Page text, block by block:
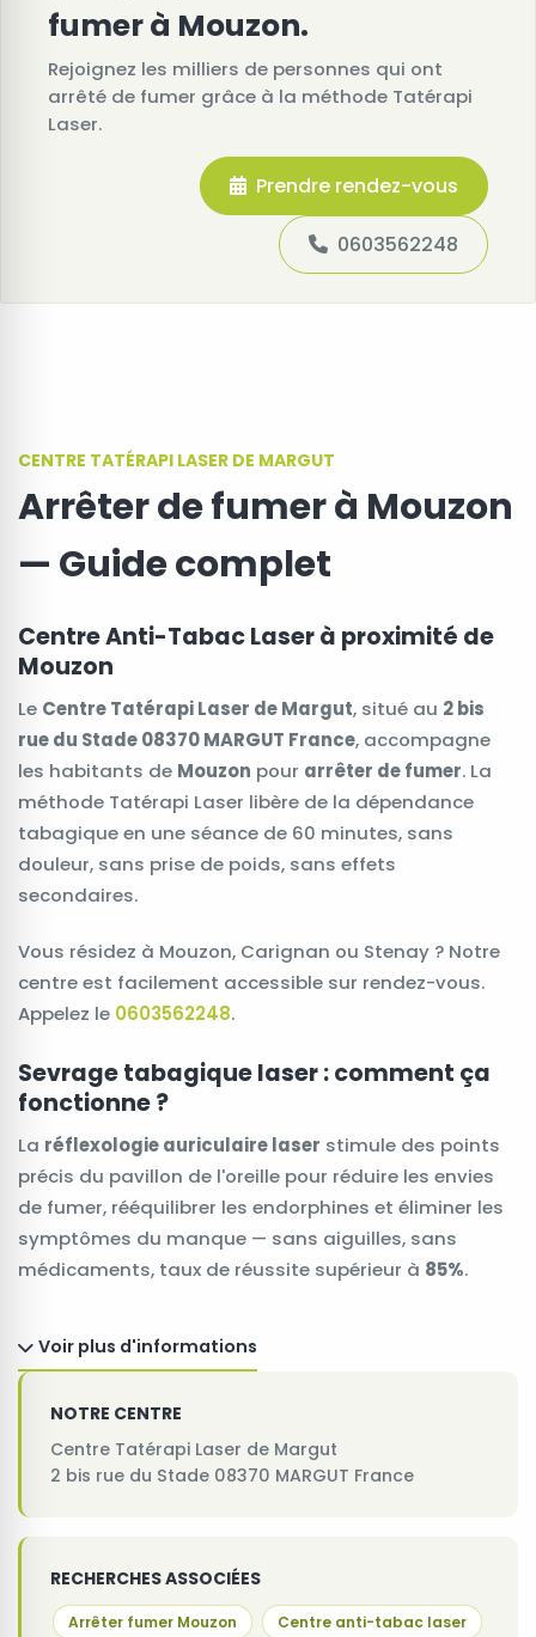
fumer à Mouzon.
Rejoignez les milliers de personnes qui ont
arrêté de fumer grâce à la méthode Tatérapi
Laser.
Prendre rendez-vous
0603562248
CENTRE TATÉRAPI LASER DE MARGUT
Arrêter de fumer à Mouzon
— Guide complet
Centre Anti-Tabac Laser à proximité de
Mouzon
Le Centre Tatérapi Laser de Margut, situé au 2 bis
rue du Stade 08370 MARGUT France, accompagne
les habitants de Mouzon pour arrêter de fumer. La
méthode Tatérapi Laser libère de la dépendance
tabagique en une séance de 60 minutes, sans
douleur, sans prise de poids, sans effets
secondaires.
Vous résidez à Mouzon, Carignan ou Stenay ? Notre
centre est facilement accessible sur rendez-vous.
Appelez le 0603562248.
Sevrage tabagique laser : comment ça
fonctionne ?
La réflexologie auriculaire laser stimule des points
précis du pavillon de l'oreille pour réduire les envies
de fumer, rééquilibrer les endorphines et éliminer les
symptômes du manque — sans aiguilles, sans
médicaments, taux de réussite supérieur à 85%.
Voir plus d'informations
NOTRE CENTRE
Centre Tatérapi Laser de Margut
2 bis rue du Stade 08370 MARGUT France
RECHERCHES ASSOCIÉES
Arrêter fumer Mouzon Centre anti-tabac laser